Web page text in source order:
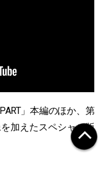
」本編のほか、第
加えたスペシャル版